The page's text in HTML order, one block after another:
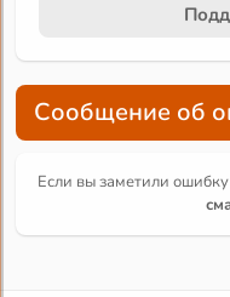
Сообщение об
Если вы заметили